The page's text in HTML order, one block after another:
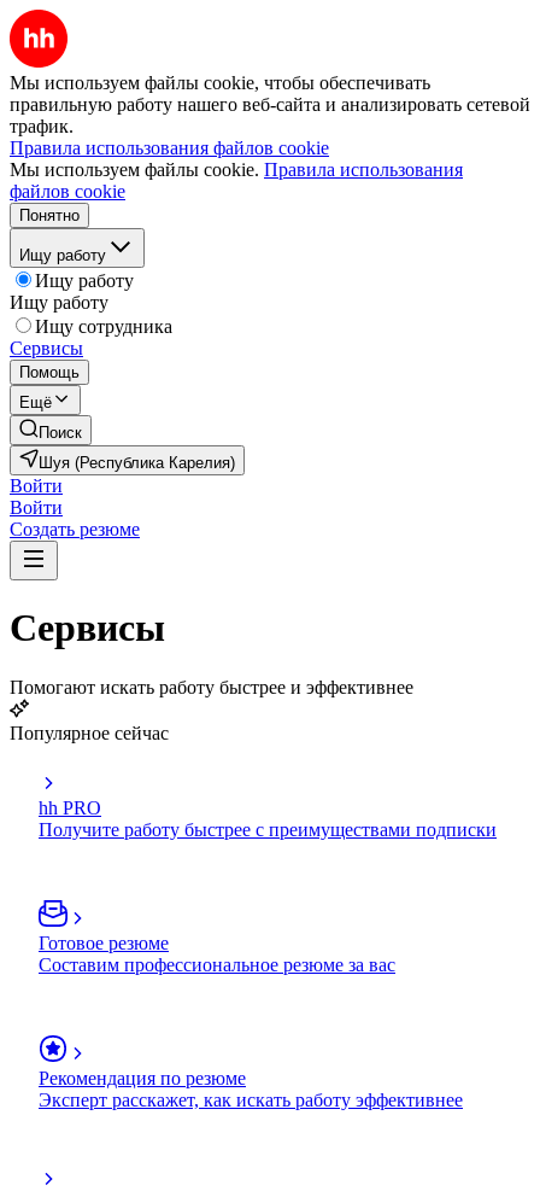
Мы используем файлы cookie, чтобы обеспечивать
правильную работу нашего веб-сайта и анализировать сетевой
трафик.
Правила использования файлов cookie
Мы используем файлы cookie. Правила использования
файлов cookie
Понятно
Ищу работу
Ищу работу
Ищу работу
Ищу сотрудника
Сервисы
Помощь
Ещё
Поиск
Шуя (Республика Карелия)
Войти
Войти
Создать резюме
Сервисы
Помогают искать работу быстрее и эффективнее
Популярное сейчас
hh PRO
Получите работу быстрее с преимуществами подписки
Готовое резюме
Составим профессиональное резюме за вас
Рекомендация по резюме
Эксперт расскажет, как искать работу эффективнее